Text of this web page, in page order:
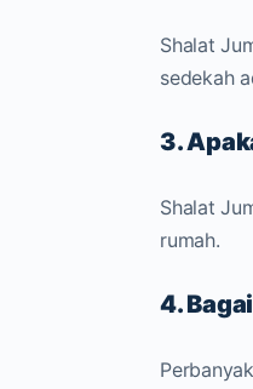
Shalat
sedekah
3.
Shalat
rumah.
4.